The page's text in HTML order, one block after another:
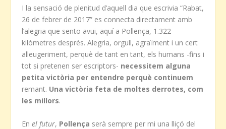
I la sensació de plenitud d’aquell dia que escrivia “Rabat,
26 de febrer de 2017” es connecta directament amb
l’alegria que sento avui, aquí a Pollença, 1.322
kilòmetres després. Alegria, orgull, agraïment i un cert
alleugeriment, perquè de tant en tant, els humans -fins i
tot si pretenen ser escriptors- necessitem alguna
petita victòria per entendre perquè continuem
remant. Una victòria feta de moltes derrotes, com
les millors.
En el futur, Pollença serà sempre per mi una lliçó del